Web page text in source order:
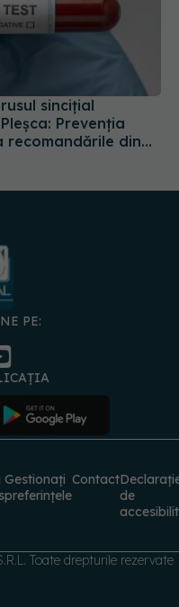
Prevenția
recomandările din
PE:
Gestionați
preferințele
Contact
de
Toate drepturile rezervate